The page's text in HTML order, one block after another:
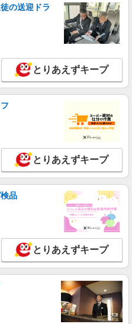
円 ＊夜勤手当 15,000円／
回 ＊賞与：年2回 / 3.0ヶ月
支店/ms120101
時給1300円 ◆前払い・日払い・週払いOK
詳細を見る
不問！０からスタートでも活
2312円 ＜日払い有/週払い有/交
ン代含む)＞
(最寄駅：常盤平)
詳細を見る
の送迎ドラ
とりあえずキープ
とりあえずキープ
品
とりあえずキープ